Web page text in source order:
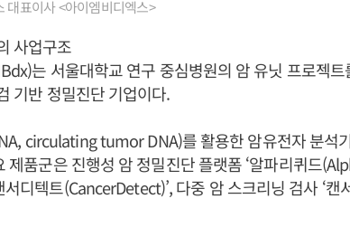
대표이사 <아이엠비디엑스>
사업구조
는 서울대학교 연구 중심병원의 암 유닛 프로젝
기반 정밀진단 기업이다.
circulating tumor DNA)를 활용한 암유전자 분석
제품군은 진행성 암 정밀진단 플랫폼 ‘알파리퀴드
서디텍트(CancerDetect)’, 다중 암 스크리닝 검사 ‘캔